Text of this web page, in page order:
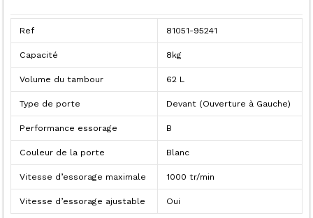
Ref 81051-95241
Capacité 8kg
Volume du tambour 62 L
Type de porte Devant (Ouverture à Gauche)
Performance essorage B
Couleur de la porte Blanc
Vitesse d’essorage maximale 1000 tr/min
Vitesse d’essorage ajustable Oui